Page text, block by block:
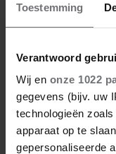
Toestemming
Verantwoord
Wij en onze 1022
gegevens (bijv. uw
technologieën
apparaat op te
gepersonaliseerde
De nieuwe